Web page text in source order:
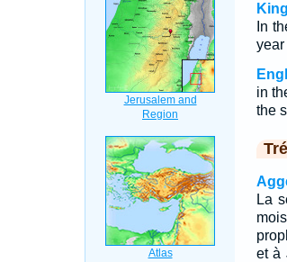
In
year
in
the
La
et à